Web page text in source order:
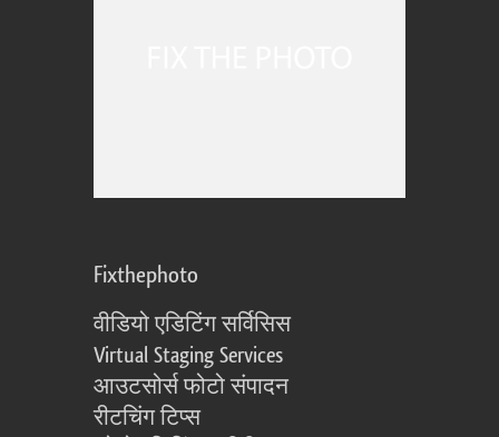
Fixthephoto
वीडियो एडिटिंग सर्विसिस
Virtual Staging Services
आउटसोर्स फोटो संपादन
रीटचिंग टिप्स